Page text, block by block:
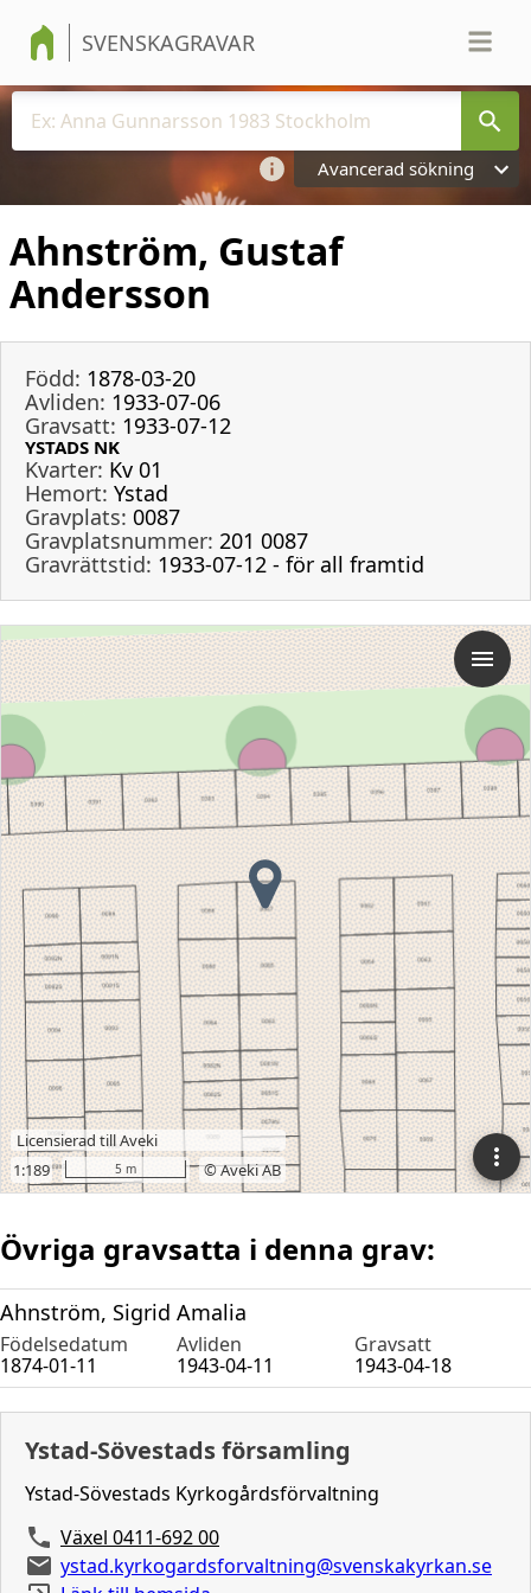
SVENSKAGRAVAR
Avancerad sökning
Ahnström, Gustaf
Andersson
Född: 1878-03-20
Avliden: 1933-07-06
Gravsatt: 1933-07-12
YSTADS NK
Kvarter: Kv 01
Hemort: Ystad
Gravplats: 0087
Gravplatsnummer: 201 0087
Gravrättstid: 1933-07-12 - för all framtid
Övriga gravsatta i denna grav:
Ahnström, Sigrid Amalia
Födelsedatum Avliden
Gravsatt
1874-01-11
1943-04-11 1943-04-18
Ystad-Sövestads församling
Ystad-Sövestads Kyrkogårdsförvaltning
Växel 0411-692 00
ystad.kyrkogardsforvaltning@svenskakyrkan.se